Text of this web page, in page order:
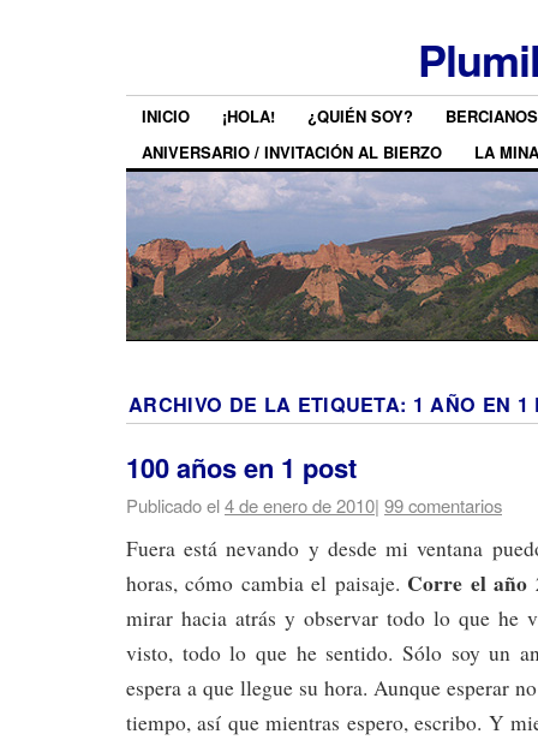
INICIO ¡HOLA! ¿QUIÉN SOY?
ANIVERSARIO / INVITACIÓN AL BIERZO
LA MINA
ARCHIVO DE LA ETIQUETA: 1 AÑO EN 1
100 años en 1 post
Publicado el4 de enero de 2010| 99 comentarios
Fuera está nevando y desde mi ventana
horas, cómo cambia el paisaje. Corre el año
mirar hacia atrás y observar todo lo que he
visto, todo lo que he sentido. Sólo soy un
espera a que llegue su hora. Aunque esperar
tiempo, así que mientras espero, escribo. Y